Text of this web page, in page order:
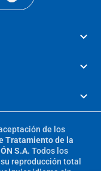
de los
Tratamiento de la
S.A. Todos los
reproducción total